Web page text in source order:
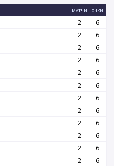
МАТЧИ ОЧКИ
2
6
2
6
2
6
2
6
2
6
2
6
2
6
2
6
2
6
2
6
2
6
2
6